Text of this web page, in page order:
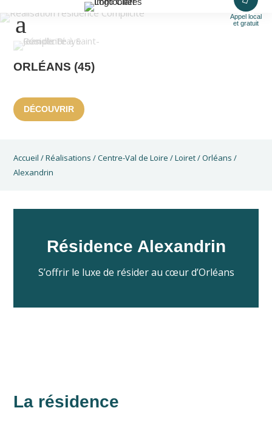
Appel local
et gratuit
ORLÉANS (45)
DÉCOUVRIR
Accueil /Réalisations /Centre-Val de Loire /Loiret/Orléans /
Alexandrin
Résidence Alexandrin
S’offrir le luxe de résider au cœur d’Orléans
La résidence